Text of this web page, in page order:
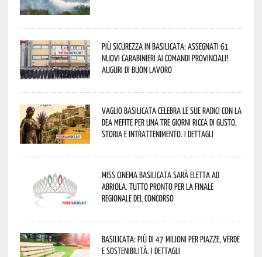
Più sicurezza in Basilicata: assegnati 61
nuovi Carabinieri ai Comandi provinciali!
Auguri di buon lavoro
Vaglio Basilicata celebra le sue radici con la
Dea Mefite per una tre giorni ricca di gusto,
storia e intrattenimento. I dettagli
Miss Cinema Basilicata sarà eletta ad
Abriola. Tutto pronto per la finale
regionale del concorso
Basilicata: più di 47 milioni per piazze, verde
e sostenibilità. I dettagli